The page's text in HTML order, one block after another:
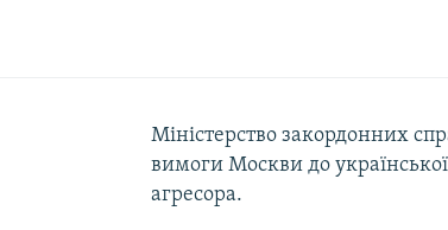
Міністерство закордонних
вимоги Москви до
агресора.